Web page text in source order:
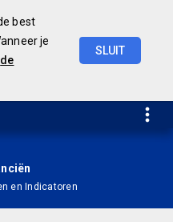
best
je
de
SLUIT
en Indicatoren